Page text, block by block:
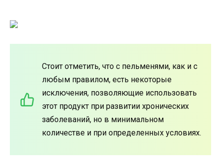
Стоит отметить, что с пельменями, как и с
любым правилом, есть некоторые
исключения, позволяющие использовать
этот продукт при развитии хронических
заболеваний, но в минимальном
количестве и при определенных условиях.